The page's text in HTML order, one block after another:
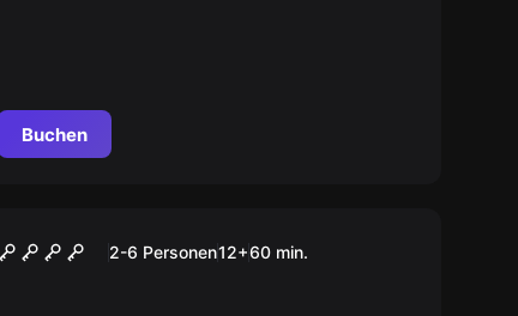
Buchen
VR RACING2-6 Personen12+60 min.